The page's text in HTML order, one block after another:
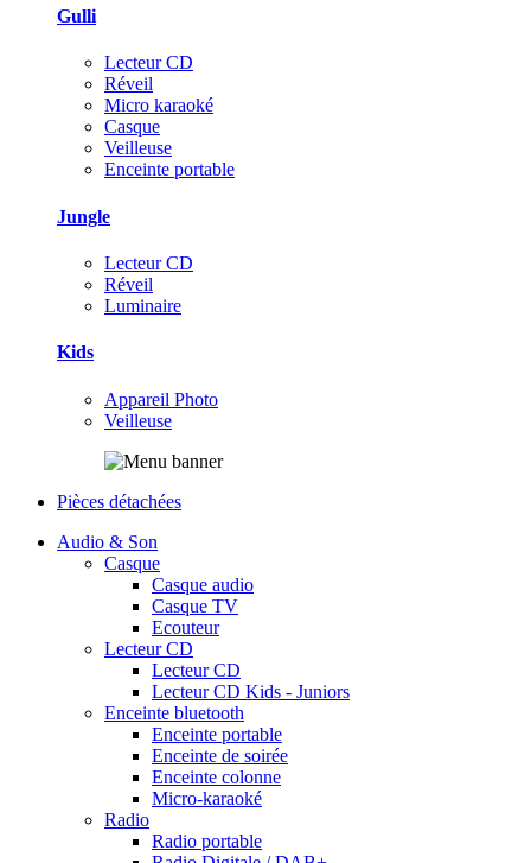
Gulli
Lecteur CD
Réveil
Micro karaoké
Casque
Veilleuse
Enceinte portable
Jungle
Lecteur CD
Réveil
Luminaire
Kids
Appareil Photo
Veilleuse
Pièces détachées
Audio & Son
Casque
Casque audio
Casque TV
Ecouteur
Lecteur CD
Lecteur CD
Lecteur CD Kids - Juniors
Enceinte bluetooth
Enceinte portable
Enceinte de soirée
Enceinte colonne
Micro-karaoké
Radio
Radio portable